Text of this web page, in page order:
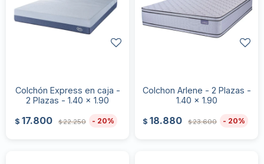
Colchón Express en caja -
2 Plazas - 1.40 x 1.90
$ 17.800 $22.250 20
Colchon Arlene - 2 Plazas -
1.40 x 1.90
$ 18.880 $23.600 20